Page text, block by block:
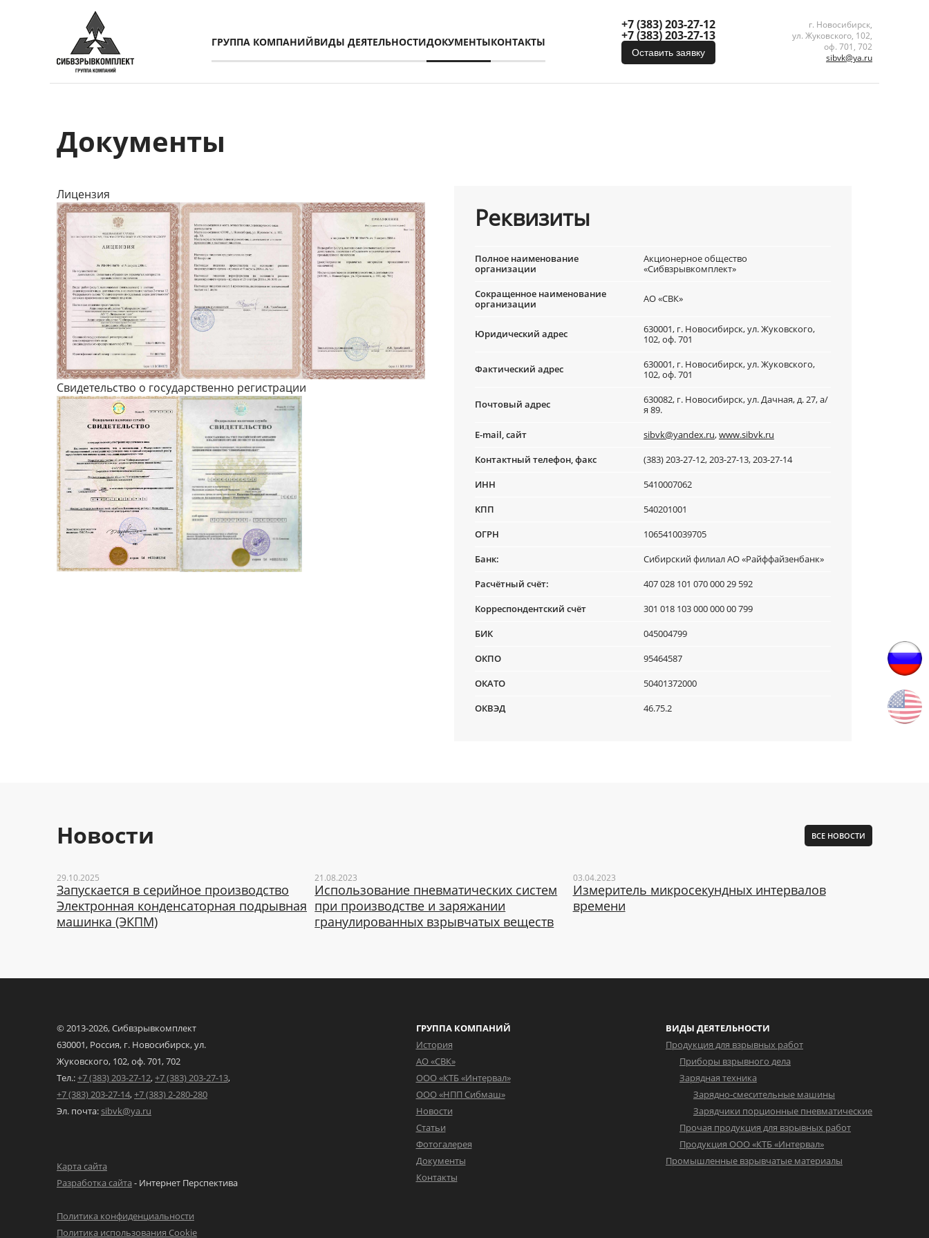
ГРУППА КОМПАНИЙВИДЫ ДЕЯТЕЛЬНОСТИДОКУМЕНТЫКОНТАКТЫ
+7 (383) 203-27-12
+7 (383) 203-27-13
Оставить заявку
г. Новосибирск,
ул. Жуковского, 102,
оф. 701, 702
sibvk@ya.ru
Документы
Лицензия
Свидетельство о государственно регистрации
Реквизиты
Полное наименование
организации
Акционерное общество
«Сибвзрывкомплект»
Сокращенное наименование
организации
АО «СВК»
Юридический адрес
630001, г. Новосибирск, ул. Жуковского,
102, оф. 701
Фактический адрес
630001, г. Новосибирск, ул. Жуковского,
102, оф. 701
Почтовый адрес
630082, г. Новосибирск, ул. Дачная, д. 27, а/
я 89.
E-mail, сайт
sibvk@yandex.ru,www.sibvk.ru
Контактный телефон, факс
(383) 203-27-12, 203-27-13, 203-27-14
ИНН
5410007062
КПП
540201001
ОГРН
1065410039705
Банк:
Сибирский филиал АО «Райффайзенбанк»
Расчётный счёт:
407 028 101 070 000 29 592
Корреспондентский счёт
301 018 103 000 000 00 799
БИК
045004799
ОКПО
95464587
ОКАТО
50401372000
ОКВЭД
46.75.2
Новости ВСЕ НОВОСТИ
29.10.2025
Запускается в серийное производство
Электронная конденсаторная подрывная
машинка (ЭКПМ)
21.08.2023
Использование пневматических систем
при производстве и заряжании
гранулированных взрывчатых веществ
03.04.2023
Измеритель микросекундных интервалов
времени
© 2013-2026, Сибвзрывкомплект
630001, Россия, г. Новосибирск,ул.
Жуковского, 102,оф. 701, 702
Тел.:+7 (383) 203-27-12,+7 (383) 203-27-13,
+7 (383) 203-27-14,+7 (383) 2-280-280
Эл. почта:sibvk@ya.ru
Карта сайта
Разработка сайта - Интернет Перспектива
Политика конфиденциальности
Политика использования Cookie
ГРУППА КОМПАНИЙ
История
АО «СВК»
ООО «КТБ «Интервал»
ООО «НПП Сибмаш»
Новости
Статьи
Фотогалерея
Документы
Контакты
ВИДЫ ДЕЯТЕЛЬНОСТИ
Продукция для взрывных работ
Приборы взрывного дела
Зарядная техника
Зарядно-смесительные машины
Зарядчики порционные пневматические
Прочая продукция для взрывных работ
Продукция ООО «КТБ «Интервал»
Промышленные взрывчатые материалы